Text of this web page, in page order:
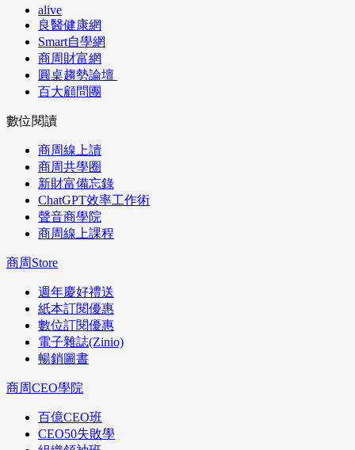
alive
良醫健康網
Smart自學網
商周財富網
圓桌趨勢論壇
百大顧問團
數位閱讀
商周線上讀
商周共學圈
新財富備忘錄
ChatGPT效率工作術
聲音商學院
商周線上課程
商周Store
週年慶好禮送
紙本訂閱優惠
數位訂閱優惠
電子雜誌(Zinio)
暢銷圖書
商周CEO學院
百億CEO班
CEO50失敗學